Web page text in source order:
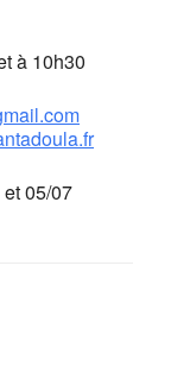
à 10h30
05/07